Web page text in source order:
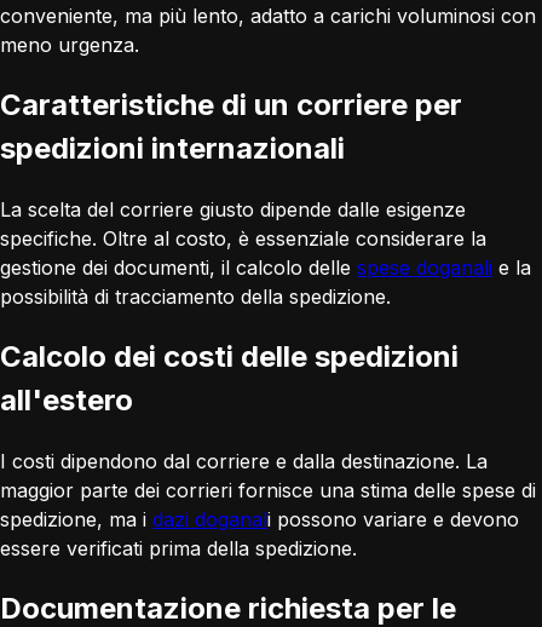
conveniente, ma più lento, adatto a carichi voluminosi con
meno urgenza.
Caratteristiche di un corriere per
spedizioni internazionali
La scelta del corriere giusto dipende dalle esigenze
specifiche. Oltre al costo, è essenziale considerare la
gestione dei documenti, il calcolo delle spese doganali e la
possibilità di tracciamento della spedizione.
Calcolo dei costi delle spedizioni
all'estero
I costi dipendono dal corriere e dalla destinazione. La
maggior parte dei corrieri fornisce una stima delle spese di
spedizione, ma i dazi doganali possono variare e devono
essere verificati prima della spedizione.
Documentazione richiesta per le